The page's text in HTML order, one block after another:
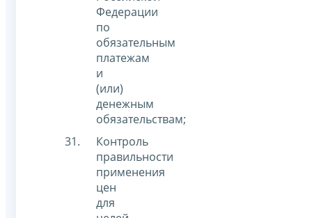
Федерации
по
обязательным
платежам
и
(или)
денежным
обязательствам;
Контроль
правильности
применения
цен
для